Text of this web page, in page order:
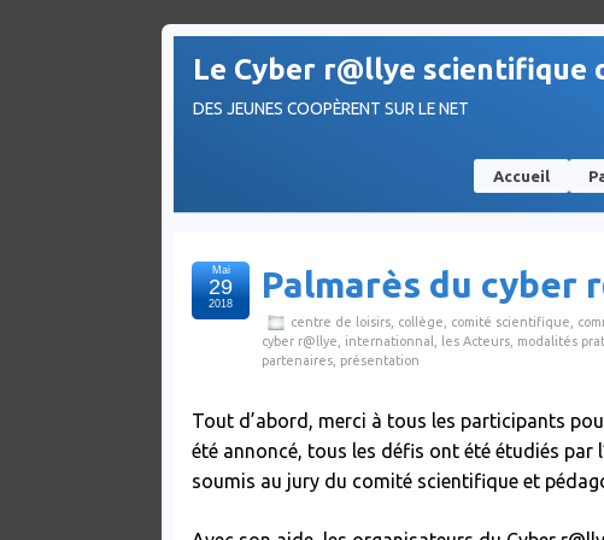
Le Cyber r@llye scientifique
DES JEUNES COOPÈRENT SUR LE NET
Accueil
Palmarès du cyber
centre de loisirs collège comité scientifique
cyber r@llye
internationnal les Acteurs modalités
partenaires présentation
Mai
29
2018
Tout d’abord, merci à tous les participants
été annoncé, tous les défis ont été étudiés par
soumis au jury du comité scientifique et